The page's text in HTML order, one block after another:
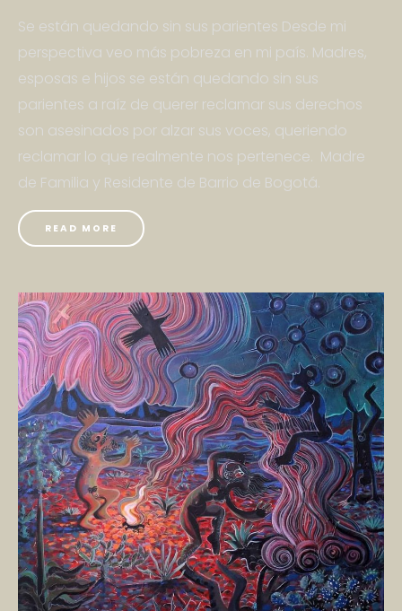
Se están quedando sin sus parientes Desde mi
perspectiva veo más pobreza en mi país. Madres,
esposas e hijos se están quedando sin sus
parientes a raíz de querer reclamar sus derechos
son asesinados por alzar sus voces, queriendo
reclamar lo que realmente nos pertenece. Madre
de Familia y Residente de Barrio de Bogotá.
READ MORE